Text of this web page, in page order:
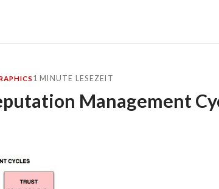
1 MINUTE LESEZEIT
Management